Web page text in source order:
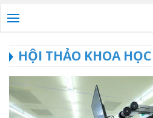
HỘI THẢO KHOA